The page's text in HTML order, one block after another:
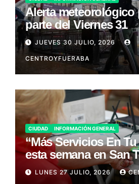
Alerta meteorológico
parte del Viernes 31
JUEVES 30 JULIO, 2026
CENTROYFUERABA
CIUDAD INFORMACIÓN GENERAL
“Más Servicios En
esta semana en San
LUNES 27 JULIO, 2026